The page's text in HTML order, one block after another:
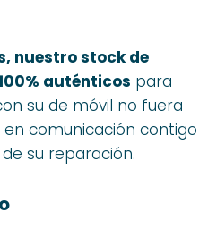
nuestro stock de
auténticos para
su de móvil no fuera
comunicación contigo
su reparación.